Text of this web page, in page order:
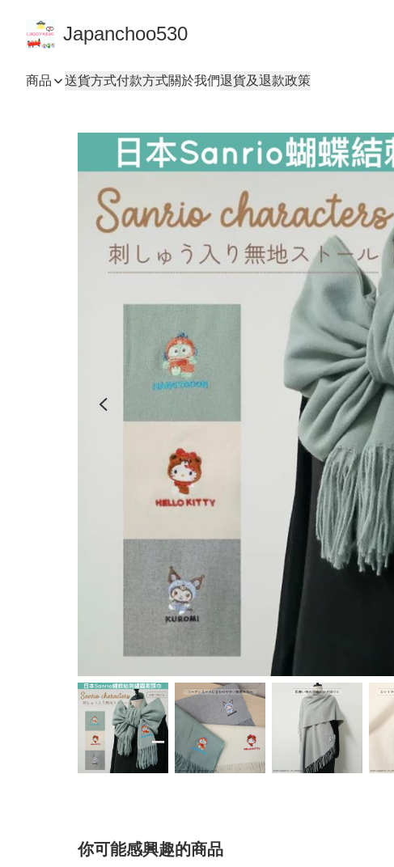
Japanchoo530
商品 送貨方式付款方式關於我們退貨及退款政策
你可能感興趣的商品